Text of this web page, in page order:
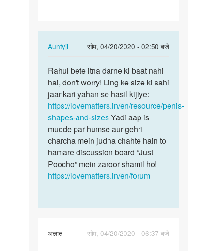
Auntyji
सोम, 04/20/2020 - 02:50 बजे
In
to
Meri
age
31
saal
hai.
Maine…
by
Rahul
Rahul
bete
itna
darne
ki…
Rahul bete itna darne ki baat nahi
hai, don't worry! Ling ke size ki sahi
jaankari yahan se hasil kijiye:
https://lovematters.in/en/resource/penis-
shapes-and-sizesYadi aap is
mudde par humse aur gehri
charcha mein judna chahte hain to
hamare discussion board “Just
Poocho” mein zaroor shamil ho!
https://lovematters.in/en/forum
अज्ञात
सोम, 04/20/2020 - 06:37 बजे